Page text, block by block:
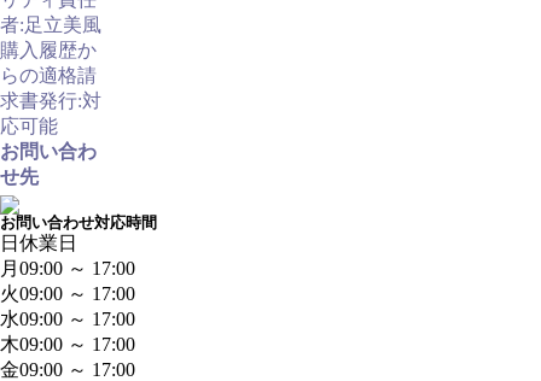
者:足立美風
購入履歴か
らの適格請
求書発行:対
応可能
お問い合わ
せ先
お問い合わせ対応時間
日 休業日
月 09:00 ～ 17:00
火09:00 ～ 17:00
水09:00 ～ 17:00
木09:00 ～ 17:00
金09:00 ～ 17:00